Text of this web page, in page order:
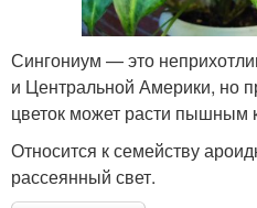
Сингониум — это
и Центральной Америки, но
цветок может расти пышным
Относится к семейству
рассеянный свет.